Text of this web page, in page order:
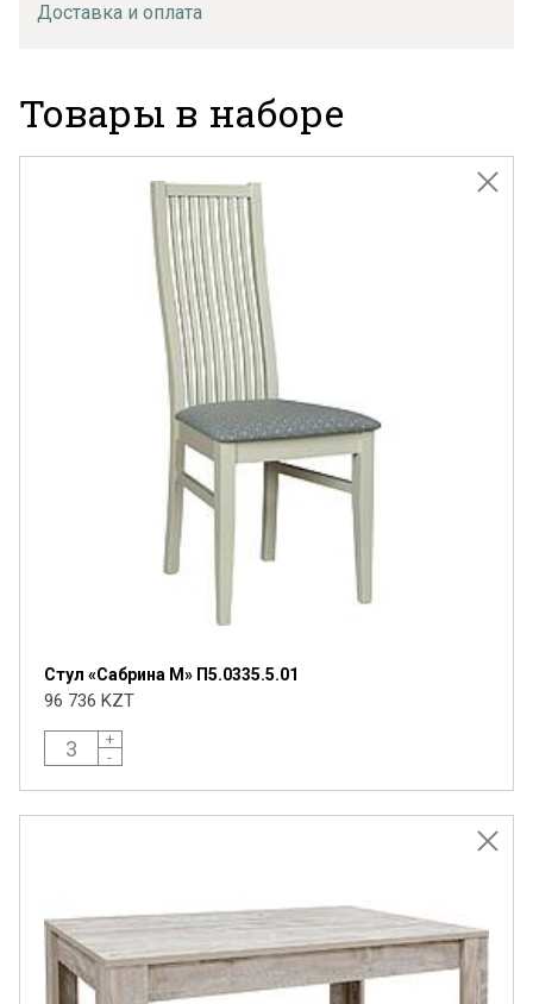
Доставка и оплата
Товары в наборе
Стул «Сабрина М» П5.0335.5.01
96 736 KZT
+
-